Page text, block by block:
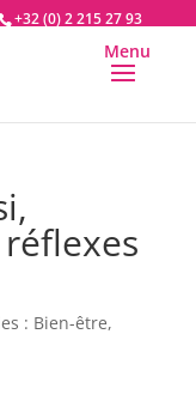
+32 (0) 2 215 27 93
: Bien-être,